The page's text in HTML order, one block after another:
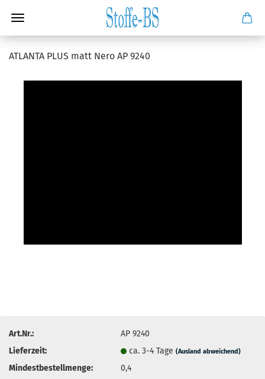
ATLANTA PLUS matt Nero AP 9240
Art.Nr.:
AP 9240
Lieferzeit:
ca. 3-4 Tage(Ausland abweichend)
Mindestbestellmenge: 0,4